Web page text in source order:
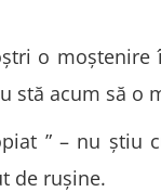
o moștenire
stă acum să o
” – nu știu
de rușine.